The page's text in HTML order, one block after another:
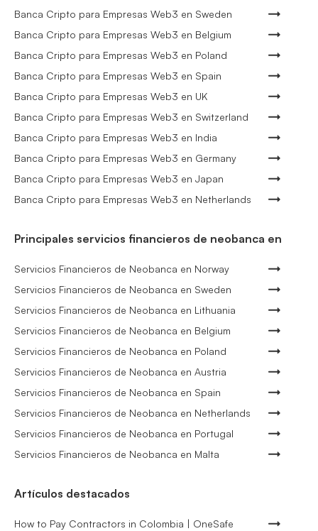
Banca Cripto para Empresas Web3 en Sweden
Banca Cripto para Empresas Web3 en Belgium
Banca Cripto para Empresas Web3 en Poland
Banca Cripto para Empresas Web3 en Spain
Banca Cripto para Empresas Web3 en UK
Banca Cripto para Empresas Web3 en Switzerland
Banca Cripto para Empresas Web3 en India
Banca Cripto para Empresas Web3 en Germany
Banca Cripto para Empresas Web3 en Japan
Banca Cripto para Empresas Web3 en Netherlands
Principales servicios financieros de neobanca en
Servicios Financieros de Neobanca en Norway
Servicios Financieros de Neobanca en Sweden
Servicios Financieros de Neobanca en Lithuania
Servicios Financieros de Neobanca en Belgium
Servicios Financieros de Neobanca en Poland
Servicios Financieros de Neobanca en Austria
Servicios Financieros de Neobanca en Spain
Servicios Financieros de Neobanca en Netherlands
Servicios Financieros de Neobanca en Portugal
Servicios Financieros de Neobanca en Malta
Artículos destacados
How to Pay Contractors in Colombia | OneSafe